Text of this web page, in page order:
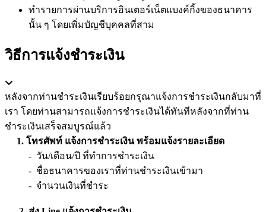
ทำรายการผ่านบริการอินเตอร์เน็ตแบงค์กิ้งของธนาคาร
นั้น ๆ โดยเพิ่มบัญชีบุคคลที่สาม
วิธีการแจ้งชำระเงิน
หลังจากท่านชำระเงินเรียบร้อยกรุณาแจ้งการชำระเงินกลับมาที่
เรา โดยท่านสามารถแจ้งการชำระเงินได้ทันทีหลังจากที่ท่าน
ชำระเงินเสร็จสมบูรณ์แล้ว
1. โทรศัพท์ แจ้งการชำระเงิน พร้อมแจ้งรายละเอียด
- วัน/เดือน/ปี ที่ทำการชำระเงิน
- ชื่อธนาคารของเราที่ท่านชำระเงินเข้ามา
- จำนวนเงินที่ชำระ